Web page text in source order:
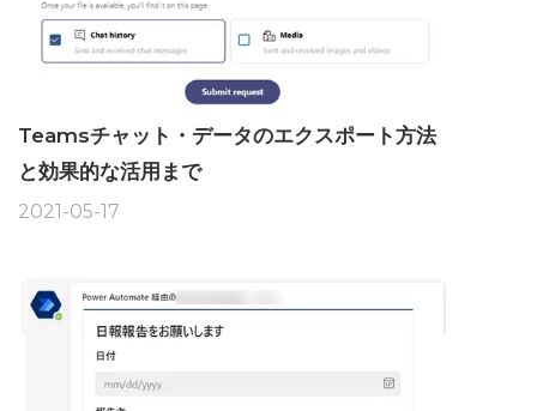
Teamsチャット・データのエクスポート方法
と効果的な活用まで
2021-05-17